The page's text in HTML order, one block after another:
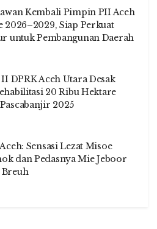
Kembali Pimpin PII Aceh
2026–2029, Siap Perkuat
untuk Pembangunan Daerah
DPRK Aceh Utara Desak
20 Ribu Hektare
2025
Sensasi Lezat Misoe
dan Pedasnya Mie Jeboor
Breuh